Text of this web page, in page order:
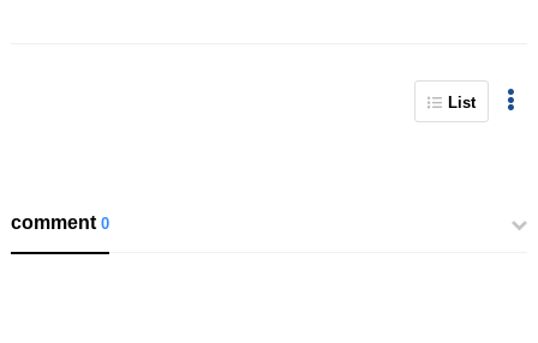
List
comment0